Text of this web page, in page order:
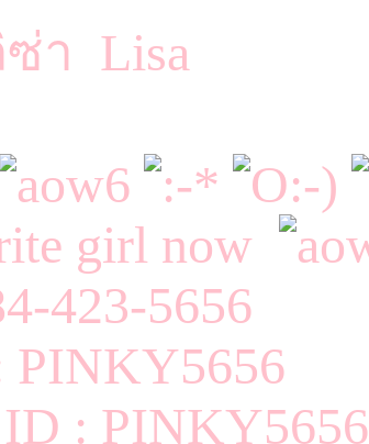
า Lisa
girl now
423-5656
: PINKY5656